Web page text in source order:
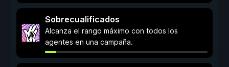
Sobrecualificados
Alcanza el rango máximo con todos los
agentes en una campaña.